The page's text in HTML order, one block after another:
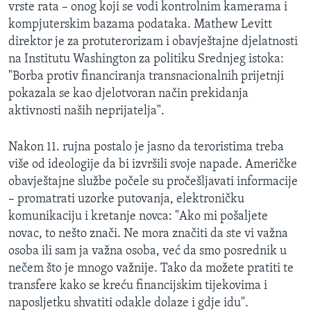
vrste rata – onog koji se vodi kontrolnim kamerama i
kompjuterskim bazama podataka. Mathew Levitt
direktor je za protuterorizam i obavještajne djelatnosti
na Institutu Washington za politiku Srednjeg istoka:
"Borba protiv financiranja transnacionalnih prijetnji
pokazala se kao djelotvoran način prekidanja
aktivnosti naših neprijatelja".
Nakon 11. rujna postalo je jasno da teroristima treba
više od ideologije da bi izvršili svoje napade. Američke
obavještajne službe počele su pročešljavati informacije
– promatrati uzorke putovanja, elektroničku
komunikaciju i kretanje novca: "Ako mi pošaljete
novac, to nešto znači. Ne mora značiti da ste vi važna
osoba ili sam ja važna osoba, već da smo posrednik u
nečem što je mnogo važnije. Tako da možete pratiti te
transfere kako se kreću financijskim tijekovima i
naposljetku shvatiti odakle dolaze i gdje idu".